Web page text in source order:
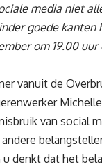
media niet
goede kanten
om 19.00
vanuit de
van social
andere
denkt dat het